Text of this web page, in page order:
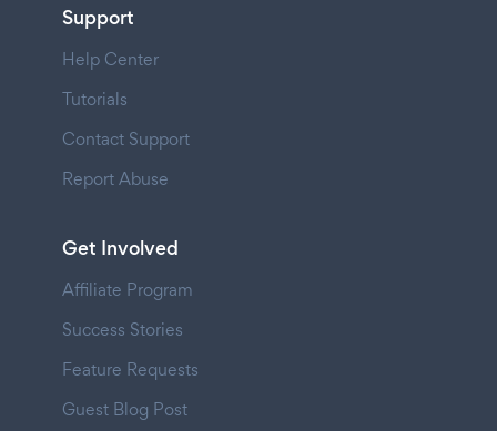
Support
Help Center
Tutorials
Contact Support
Report Abuse
Get Involved
Affiliate Program
Success Stories
Feature Requests
Guest Blog Post